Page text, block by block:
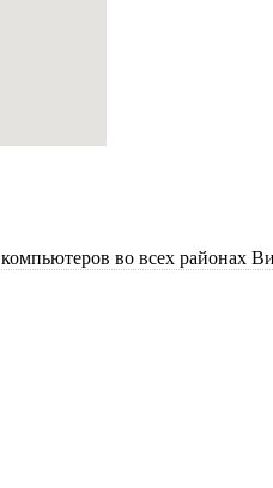
во всех районах